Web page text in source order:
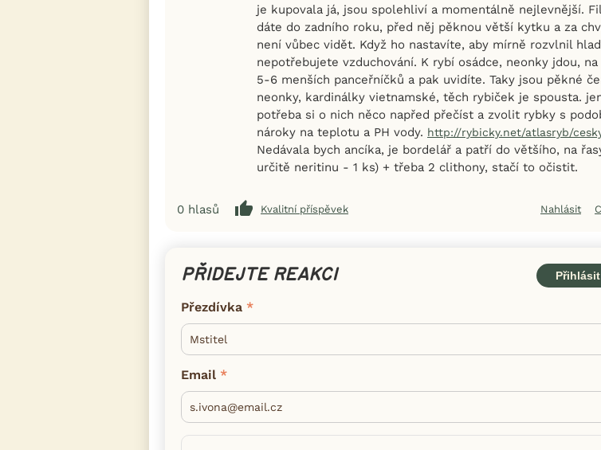
je kupovala já, jsou spolehliví a momentálně nejlevnější.
dáte do zadního roku, před něj pěknou větší kytku a za
není vůbec vidět. Když ho nastavíte, aby mírně rozvlnil
nepotřebujete vzduchování. K rybí osádce, neonky jdou, na
5-6 menších panceřníčků a pak uvidíte. Taky jsou pěkné
neonky, kardinálky vietnamské, těch rybiček je spousta.
potřeba si o nich něco napřed přečíst a zvolit rybky s
nároky na teplotu a PH vody. http://rybicky.net/atlasryb/
Nedávala bych ancíka, je bordelář a patří do většího, na
určitě neritinu - 1 ks) + třeba 2 clithony, stačí to očistit.
0 hlasů Kvalitní příspěvek Nahlásit
PŘIDEJTE REAKCI
Přezdívka
Email